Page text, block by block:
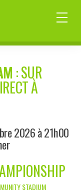
: SUR
À
2026 à 21h00
STADIUM